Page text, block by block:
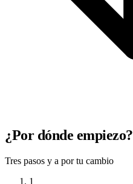
¿Por dónde empiezo?
Tres pasos y a por tu cambio
1